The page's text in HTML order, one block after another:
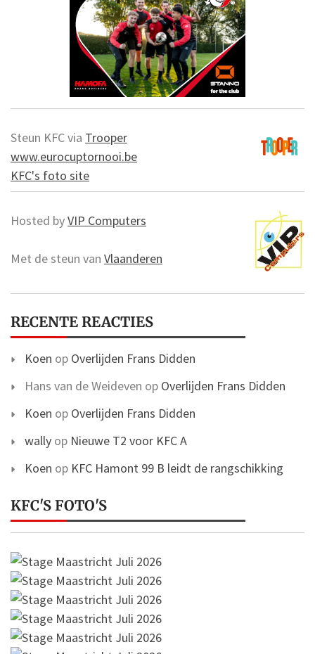
Steun KFC via Trooper
www.eurocuptornooi.be
KFC's foto site
Hosted byVIP Computers
Met de steun van Vlaanderen
RECENTE REACTIES
Koen op Overlijden Frans Didden
Hans van de Weideven op Overlijden Frans Didden
Koen op Overlijden Frans Didden
wally op Nieuwe T2 voor KFC A
Koen op KFC Hamont 99 B leidt de rangschikking
KFC'S FOTO'S